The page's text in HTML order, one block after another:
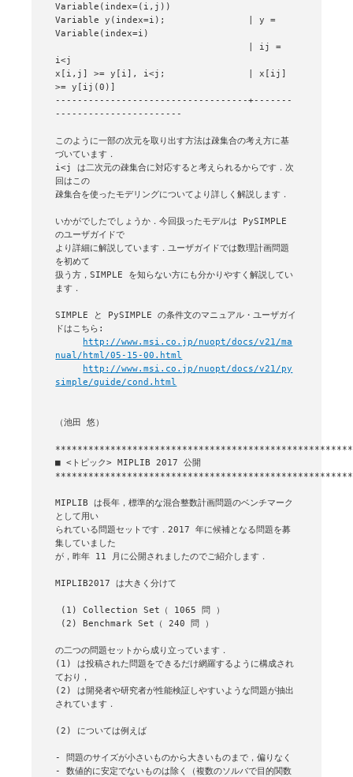
Variable(index=(i,j))
Variable y(index=i);               | y =
Variable(index=i)
i<j
x[i,j] >= y[i], i<j;               | x[ij]
>= y[ij(0)]
-----------------------------------+-------
-----------------------
このように一部の次元を取り出す方法は疎集合の考え方に基
づいています．
i<j は二次元の疎集合に対応すると考えられるからです．次
回はこの
疎集合を使ったモデリングについてより詳しく解説します．
いかがでしたでしょうか．今回扱ったモデルは PySIMPLE
のユーザガイドで
より詳細に解説しています．ユーザガイドでは数理計画問題
を初めて
扱う方，SIMPLE を知らない方にも分かりやすく解説してい
ます．
SIMPLE と PySIMPLE の条件文のマニュアル・ユーザガイ
ドはこちら:
http://www.msi.co.jp/nuopt/docs/v21/ma
nual/html/05-15-00.html
http://www.msi.co.jp/nuopt/docs/v21/py
simple/guide/cond.html
（池田 悠）
■ <トピック> MIPLIB 2017 公開
MIPLIB は長年，標準的な混合整数計画問題のベンチマーク
として用い
られている問題セットです．2017 年に候補となる問題を募
集していました
が，昨年 11 月に公開されましたのでご紹介します．
MIPLIB2017 は大きく分けて
の二つの問題セットから成り立っています．
(1) は投稿された問題をできるだけ網羅するように構成され
ており，
(2) は開発者や研究者が性能検証しやすいような問題が抽出
されています．
(2) については例えば
- 問題のサイズが小さいものから大きいものまで，偏りなく
- 数値的に安定でないものは除く（複数のソルバで目的関数